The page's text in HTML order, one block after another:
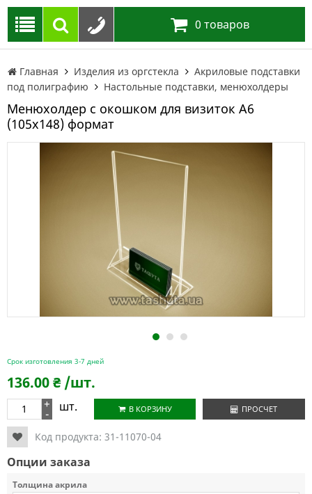
0 товаров
Главная Изделия из оргстекла
Акриловые подставки
под полиграфию
Настольные подставки, менюхолдеры
Менюхолдер с окошком для визиток А6
(105х148) формат
1 2 3
Срок изготовления 3-7 дней
136.00₴ /шт.
+
- шт. В КОРЗИНУ ПРОСЧЕТ
Код продукта: 31-11070-04
Опции заказа
Толщина акрила